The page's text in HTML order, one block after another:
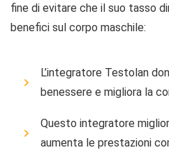
fine di evitare che il suo tasso
benefici sul corpo maschile:
L’integratore Testolan
benessere e migliora la
Questo integratore
aumenta le prestazioni